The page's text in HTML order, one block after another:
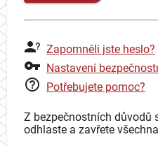
Zapomněli jste heslo?
Nastavení
Potřebujete pomoc?
Z bezpečnostních důvodů
odhlaste a zavřete